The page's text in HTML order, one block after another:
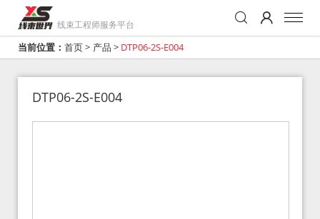
线束工程师服务平台
当前位置： 首页> 产品 > DTP06-2S-E004
DTP06-2S-E004